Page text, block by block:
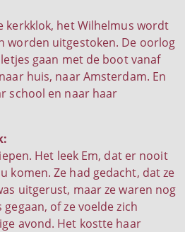
kerkklok, het Wilhelmus wordt
worden uitgestoken. De oorlog
gaan met de boot vanaf
huis, naar Amsterdam. En
school en naar haar
Het leek Em, dat er nooit
komen. Ze had gedacht, dat ze
uitgerust, maar ze waren nog
of ze voelde zich
avond. Het kostte haar